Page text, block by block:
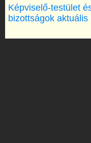
Képviselő-testület
bizottságok aktuális